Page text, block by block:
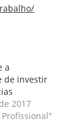
a
de investir
2017
Profissional"